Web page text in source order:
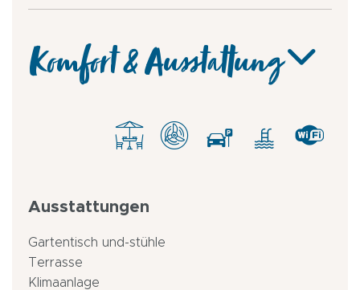
Komfort & Ausstattung
Ausstattungen
Gartentisch und-stühle
Terrasse
Klimaanlage